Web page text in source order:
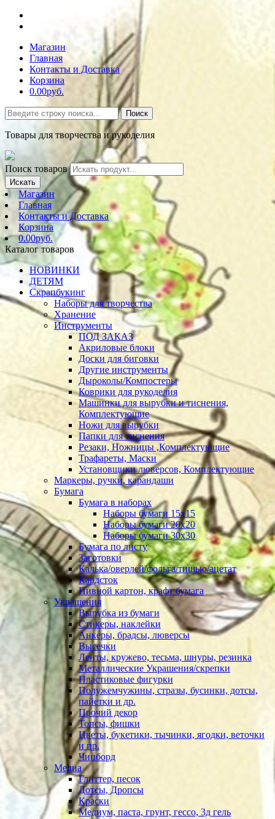
Магазин
Главная
Контакты и Доставка
Корзина
0.00руб.
Поиск
Товары для творчества и рукоделия
Поиск товаров
Искать
Магазин
Главная
Контакты и Доставка
Корзина
0.00руб.
Каталог товаров
НОВИНКИ
ДЕТЯМ
Скрапбукинг
Наборы для творчества
Хранение
Инструменты
ПОД ЗАКАЗ
Акриловые блоки
Доски для биговки
Другие инструменты
Дыроколы/Компостеры
Коврики для рукоделия
Машинки для вырубки и тиснения,
Комплектующие
Ножи для вырубки
Папки для тиснения
Резаки, Ножницы ,Комплектующие
Трафареты, Маски
Установщики люверсов, Комплектующие
Маркеры, ручки, карандаши
Бумага
Бумага в наборах
Наборы бумаги 15х15
Наборы бумаги 20х20
Наборы бумаги 30х30
Бумага по листу
Заготовки
Калька/оверлей/фольга/тишью/ацетат
Кардсток
Пивной картон, крафт бумага
Украшения
Вырубка из бумаги
Стикеры, наклейки
Анкеры, брадсы, люверсы
Высечки
Ленты, кружево, тесьма, шнуры, резинка
Металлические Украшения/скрепки
Пластиковые фигурки
Полужемчужины, стразы, бусинки, дотсы,
пайетки и др.
Прочий декор
Топсы, фишки
Цветы, букетики, тычинки, ягодки, веточки
и пр.
Чипборд
Медиа
Глиттер, песок
Дотсы, Дропсы
Краски
Медиум, паста, грунт, гессо, 3д гель